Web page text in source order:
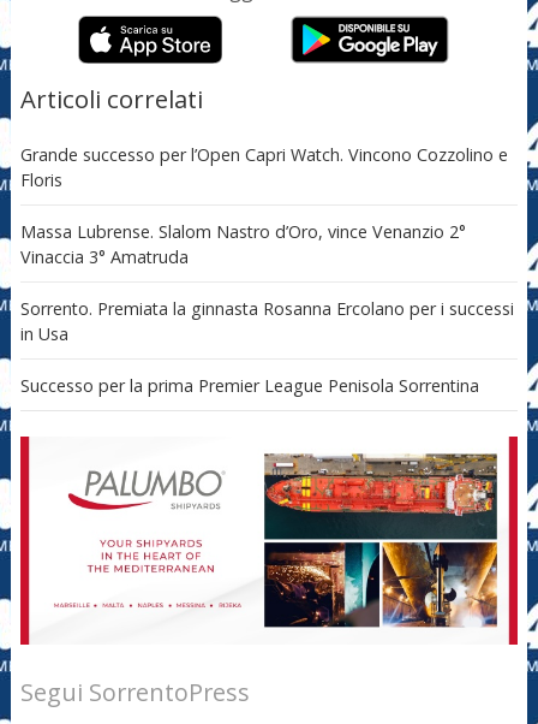
Articoli correlati
Grande successo per l’Open Capri Watch. Vincono Cozzolino e
Floris
Massa Lubrense. Slalom Nastro d’Oro, vince Venanzio 2°
Vinaccia 3° Amatruda
Sorrento. Premiata la ginnasta Rosanna Ercolano per i successi
in Usa
Successo per la prima Premier League Penisola Sorrentina
Segui SorrentoPress